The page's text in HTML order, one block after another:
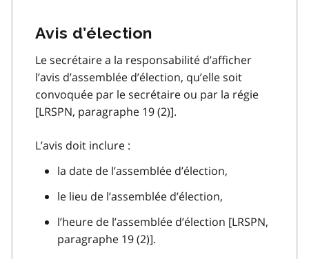
Avis d’élection
Le secrétaire a la responsabilité d’afficher
l’avis d’assemblée d’élection, qu’elle soit
convoquée par le secrétaire ou par la régie
[LRSPN, paragraphe 19 (2)].
L’avis doit inclure :
la date de l’assemblée d’élection,
le lieu de l’assemblée d’élection,
l’heure de l’assemblée d’élection [LRSPN,
paragraphe 19 (2)].